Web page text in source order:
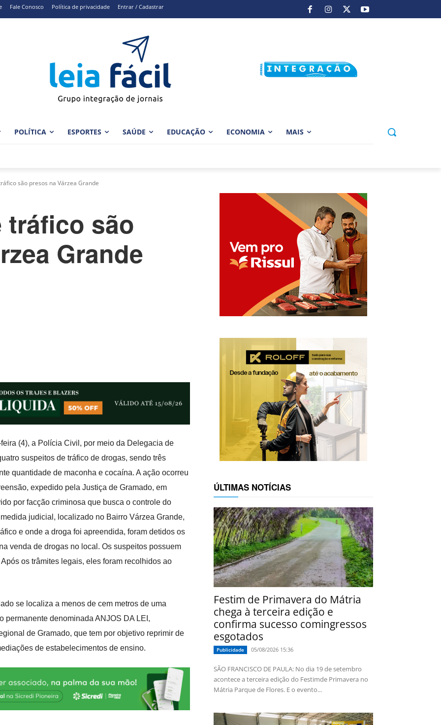
Fale Conosco Política de privacidade Entrar / Cadastrar
POLÍTICA ESPORTES SAÚDE EDUCAÇÃO ECONOMIA MAIS
são presos na Várzea Grande
tráfico são
Grande
(4), a Polícia Civil, por meio da Delegacia de
suspeitos de tráfico de drogas, sendo três
quantidade de maconha e cocaína. A ação ocorreu
expedido pela Justiça de Gramado, em
por facção criminosa que busca o controle do
judicial, localizado no Bairro Várzea Grande,
e onde a droga foi apreendida, foram detidos os
venda de drogas no local. Os suspeitos possuem
os trâmites legais, eles foram recolhidos ao
se localiza a menos de cem metros de uma
permanente denominada ANJOS DA LEI,
de Gramado, que tem por objetivo reprimir de
de estabelecimentos de ensino.
ÚLTIMAS NOTÍCIAS
Festim de Primavera do Mátria
chega à terceira edição e
confirma sucesso comingressos
esgotados
Publicidade 05/08/2026 15:36
SÃO FRANCISCO DE PAULA: No dia 19 de setembro
acontece a terceira edição do Festimde Primavera no
Mátria Parque de Flores. E o evento...